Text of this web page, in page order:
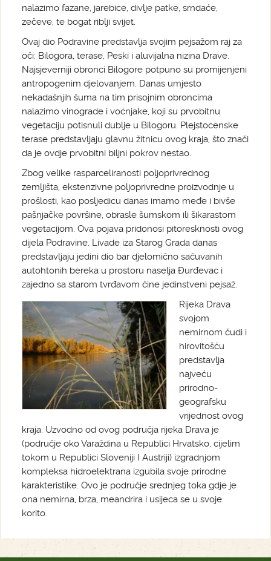
nalazimo fazane, jarebice, divlje patke, srndaće,
zečeve, te bogat riblji svijet.
Ovaj dio Podravine predstavlja svojim pejsažom raj za
oči: Bilogora, terase, Peski i aluvijalna nizina Drave.
Najsjeverniji obronci Bilogore potpuno su promijenjeni
antropogenim djelovanjem. Danas umjesto
nekadašnjih šuma na tim prisojnim obroncima
nalazimo vinograde i voćnjake, koji su prvobitnu
vegetaciju potisnuli dublje u Bilogoru. Plejstocenske
terase predstavljaju glavnu žitnicu ovog kraja, što znači
da je ovdje prvobitni biljni pokrov nestao.
Zbog velike rasparceliranosti poljoprivrednog
zemljišta, ekstenzivne poljoprivredne proizvodnje u
prošlosti, kao posljedicu danas imamo međe i bivše
pašnjačke površine, obrasle šumskom ili šikarastom
vegetacijom. Ova pojava pridonosi pitoresknosti ovog
dijela Podravine. Livade iza Starog Grada danas
predstavljaju jedini dio bar djelomično sačuvanih
autohtonih bereka u prostoru naselja Đurđevac i
zajedno sa starom tvrđavom čine jedinstveni pejsaž.
Rijeka Drava
svojom
nemirnom čudi i
hirovitošću
predstavlja
najveću
prirodno-
geografsku
vrijednost ovog
kraja. Uzvodno od ovog područja rijeka Drava je
(područje oko Varaždina u Republici Hrvatsko, cijelim
tokom u Republici Sloveniji I Austriji) izgradnjom
kompleksa hidroelektrana izgubila svoje prirodne
karakteristike. Ovo je područje srednjeg toka gdje je
ona nemirna, brza, meandrira i usijeca se u svoje
korito.